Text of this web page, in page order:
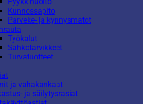
Kunnossapito
Parveke- ja kynnysmatot
Työkalut
Sähkötarvikkeet
Turvatuotteet
ja vahakankaat
ja säilytysrasiat